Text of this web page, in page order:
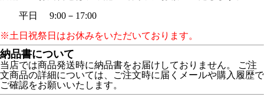
平日 9:00－17:00
※土日祝祭日はお休みをいただいております。
納品書について
当店では商品発送時に納品書をお届けしておりません。 ご注
文商品の詳細については、ご注文時に届くメールや購入履歴で
ご確認をお願いいたします。